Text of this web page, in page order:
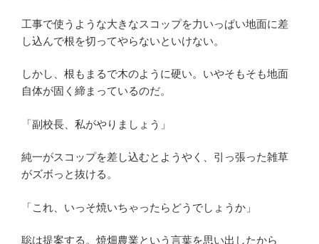
工事で使うような大きなスコップを力いっぱい地面に差
し込んで根を切ってやらないといけない。
しかし、根もまるで木のように硬い。いやそもそも地面
自体が固く締まっているのだ。
「副校長、私がやりましょう」
純一がスコップを差し込むとようやく、引っ張った雑草
がズボっと抜ける。
「これ、いっそ焼いちゃったらどうでしょうか」
聡は提案する。焼畑農業という言葉を思い出したから